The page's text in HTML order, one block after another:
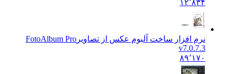
۱۲٬۸۳۴
نرم افزار ساخت آلبوم عکس از تصاویرFotoAlbum Pro
v7.0.7.3
۸۹٬۱۷۰